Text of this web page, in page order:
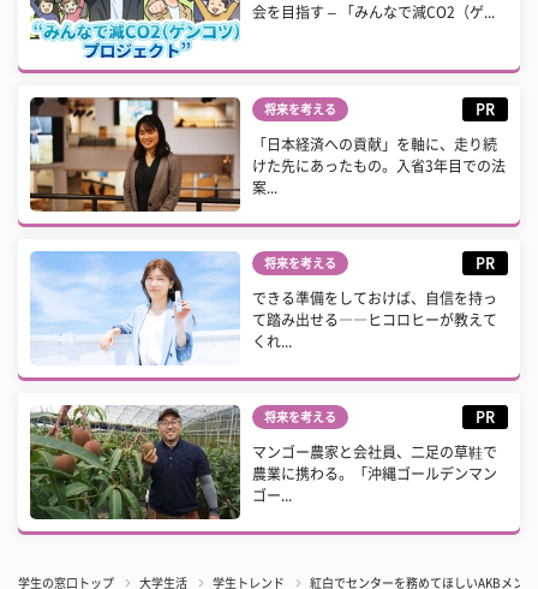
会を目指す – 「みんなで減CO2（ゲ...
将来を考える PR
「日本経済への貢献」を軸に、走り続
けた先にあったもの。入省3年目での法
案...
将来を考える PR
できる準備をしておけば、自信を持っ
て踏み出せる――ヒコロヒーが教えて
くれ...
将来を考える PR
マンゴー農家と会社員、二足の草鞋で
農業に携わる。「沖縄ゴールデンマン
ゴー...
学生の窓口トップ 大学生活 学生トレンド 紅白でセンターを務めてほしいAKBメン